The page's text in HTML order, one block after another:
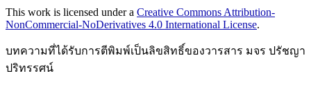
This work is licensed under a Creative Commons Attribution-
NonCommercial-NoDerivatives 4.0 International License.
บทความที่ได้รับการตีพิมพ์เป็นลิขสิทธิ์ของวารสาร มจร ปรัชญา
ปริทรรศน์